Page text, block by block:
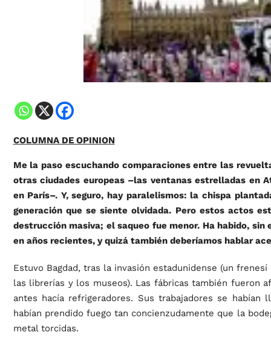
COLUMNA DE OPINION
Me la paso escuchando comparaciones entre las
otras ciudades europeas –las ventanas estrelladas en
en París–. Y, seguro, hay paralelismos: la chispa
generación que se siente olvidada. Pero estos actos
destrucción masiva; el saqueo fue menor. Ha habido, sin
en años recientes, y quizá también deberíamos hablar
Estuvo Bagdad, tras la invasión estadunidense (un
las librerías y los museos). Las fábricas también fueron
antes hacía refrigeradores. Sus trabajadores se
habían prendido fuego tan concienzudamente que la
metal torcidas.